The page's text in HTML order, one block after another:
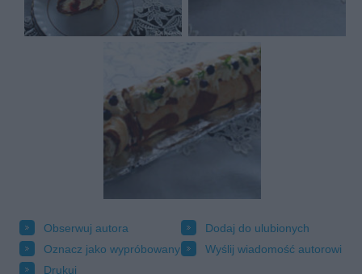
Obserwuj autora
Dodaj do ulubionych
Oznacz jako wypróbowany
Wyślij wiadomość autorowi
Drukuj